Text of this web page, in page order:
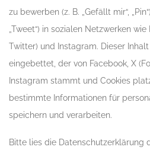
zu bewerben (z. B. „Gefällt mir“,
„Tweet“) in sozialen Netzwerken
Twitter) und Instagram. Dieser
eingebettet, der von Facebook, X
Instagram stammt und Cookies
bestimmte Informationen für
speichern und verarbeiten.
Bitte lies die Datenschutzerklärung